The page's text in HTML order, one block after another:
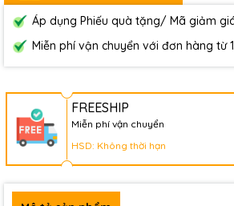
Áp dụng Phiếu quà tặng/ Mã giảm
Miễn phí vận chuyển với đơn hàng từ
FREESHIP
Miễn phí vận chuyển
HSD: Không thời hạn